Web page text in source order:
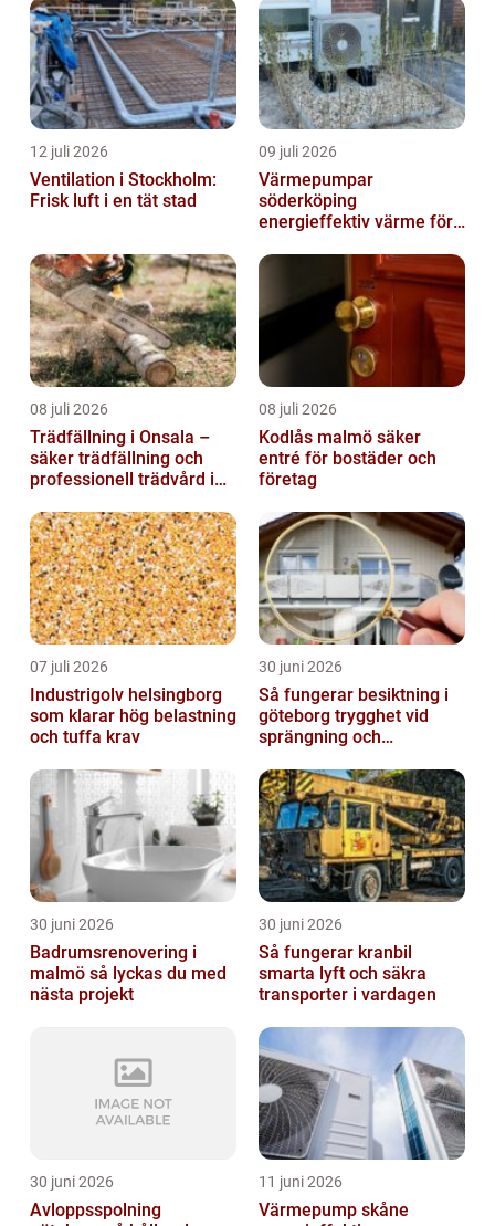
12 juli 2026
Ventilation i Stockholm:
Frisk luft i en tät stad
09 juli 2026
Värmepumpar
söderköping
energieffektiv värme för
08 juli 2026
Trädfällning i Onsala –
säker trädfällning och
professionell trädvård i
08 juli 2026
Kodlås malmö säker
entré för bostäder och
företag
07 juli 2026
Industrigolv helsingborg
som klarar hög belastning
och tuffa krav
30 juni 2026
Så fungerar besiktning i
göteborg trygghet vid
sprängning och
30 juni 2026
Badrumsrenovering i
malmö så lyckas du med
nästa projekt
30 juni 2026
Så fungerar kranbil
smarta lyft och säkra
transporter i vardagen
30 juni 2026
Avloppsspolning
11 juni 2026
Värmepump skåne